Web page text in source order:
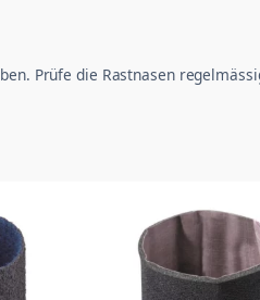
Prüfe die Rastnasen